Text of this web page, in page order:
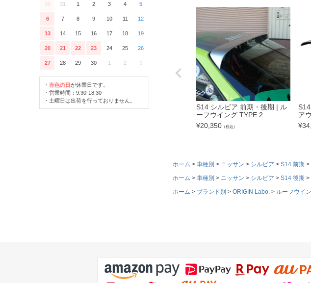
30 31 1 2 3 4 5
6 7 8 9 10 11 12
13 14 15 16 17 18 19
20 21 22 23 24 25 26
27 28 29 30 1 2 3
・ 赤色の日が休業日です。
・営業時間：9:30-18:30
・土曜日は出荷を行っておりません。
S14 シルビア 前期・後期 | ル
ーフウイング TYPE.2
¥20,350 （税込）
ア
¥
ホーム 車種別 ニッサン シルビア S14 前期
ホーム
車種別 ニッサン シルビア S14 後期
ホーム
ブランド別 ORIGIN Labo. ルーフウイ